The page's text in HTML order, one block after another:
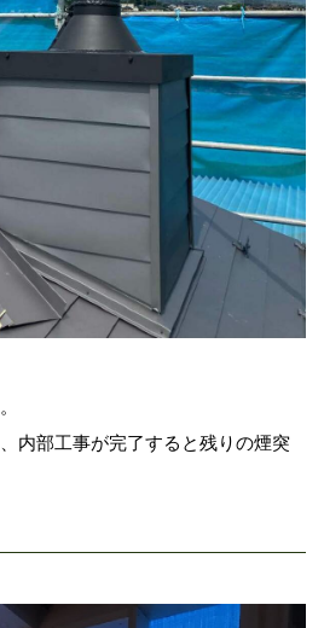
内部工事が完了すると残りの煙突